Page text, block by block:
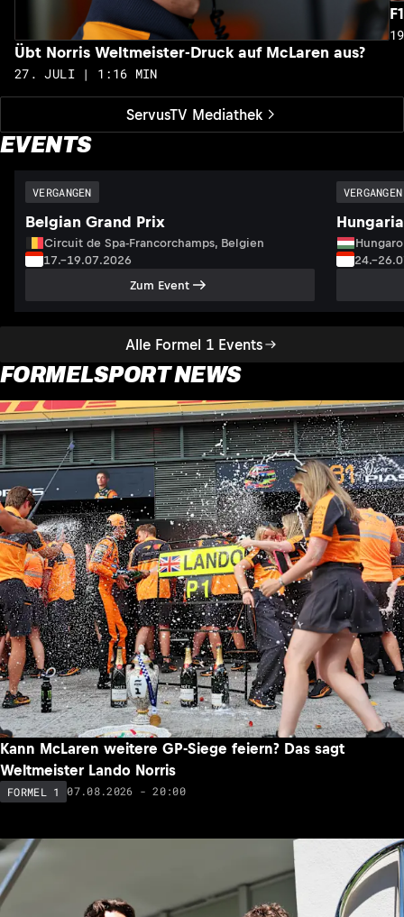
ServusTV Mediathek
Übt Norris Weltmeister-Druck auf McLaren aus?
27. JULI | 1:16 MIN
EVENTS
Alle Formel 1 Events
VERGANGEN
Belgian Grand Prix
Circuit de Spa-Francorchamps, Belgien
17.–19.07.2026
Zum Event
VERGANGEN
FORMELSPORT NEWS
Kann McLaren weitere GP-Siege feiern? Das sagt
Weltmeister Lando Norris
FORMEL 1 07.08.2026 - 20:00